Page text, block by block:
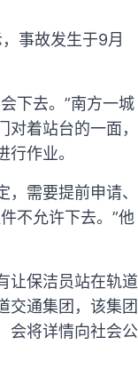
事故发生于9月
下去。”南方一城
着站台的一面，
作业。
需要提前申请、
不允许下去。”他
让保洁员站在轨道
交通集团，该集团
会将详情向社会公